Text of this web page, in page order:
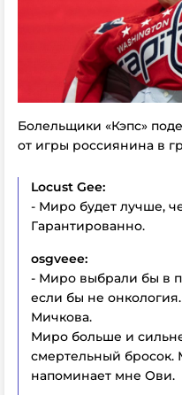
Болельщики «Кэпс»
от игры россиянина в
Locust Gee:
- Миро будет лучше,
Гарантированно.
osgveee:
- Миро выбрали бы в
если бы не
Мичкова.
Миро больше и
смертельный
напоминает мне Ови.